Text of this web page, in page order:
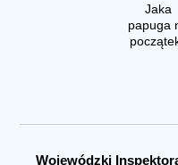
Jaka
papuga
Wojewódzki